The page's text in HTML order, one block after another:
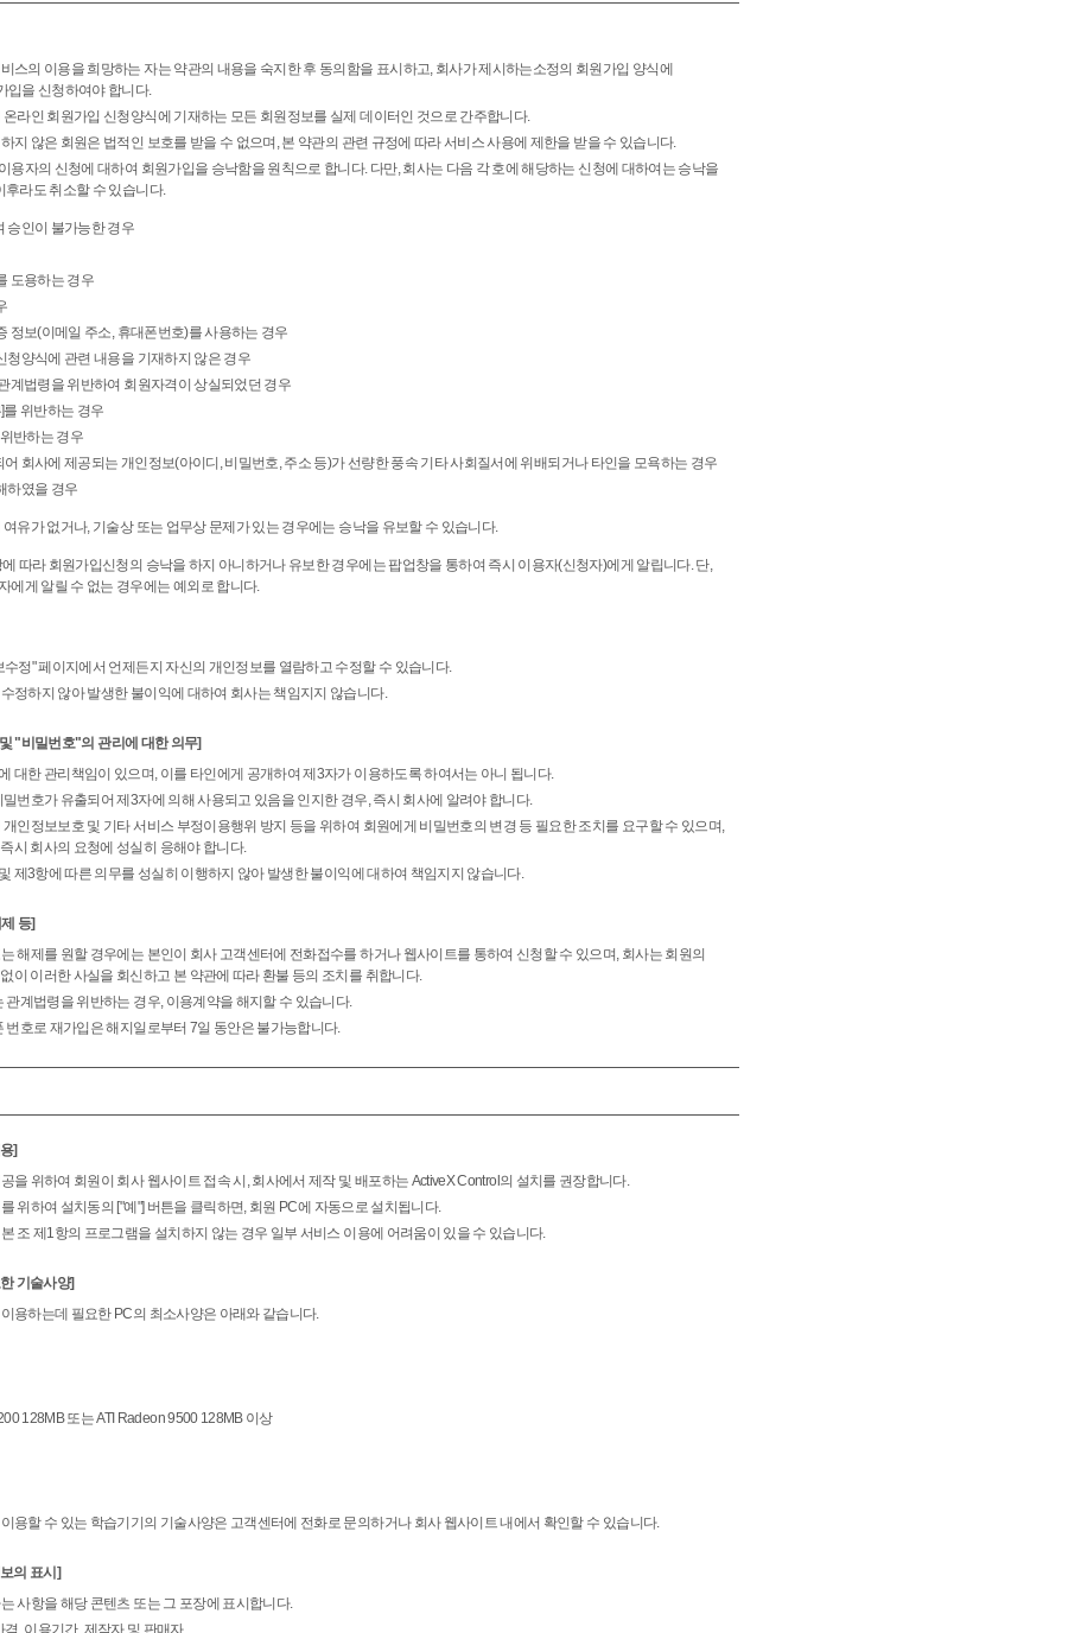
스의 이용을 희망하는 자는 약관의 내용을 숙지한 후 동의함을 표시하고, 회사가 제시하는소정의 회원가입 양식에
입을 신청하여야 합니다.
라인 회원가입 신청양식에 기재하는 모든 회원정보를 실제 데이터인 것으로 간주합니다.
지 않은 회원은 법적인 보호를 받을 수 없으며, 본 약관의 관련 규정에 따라 서비스 사용에 제한을 받을 수 있습니다.
용자의 신청에 대하여 회원가입을 승낙함을 원칙으로 합니다. 다만, 회사는 다음 각 호에 해당하는 신청에 대하여는 승낙을
후라도 취소할 수 있습니다.
승인이 불가능한 경우
도용하는 경우
정보(이메일 주소, 휴대폰번호)를 사용하는 경우
청양식에 관련 내용을 기재하지 않은 경우
계법령을 위반하여 회원자격이 상실되었던 경우
를 위반하는 경우
반하는 경우
회사에 제공되는 개인정보(아이디, 비밀번호, 주소 등)가 선량한 풍속 기타 사회질서에 위배되거나 타인을 모욕하는 경우
하였을 경우
유가 없거나, 기술상 또는 업무상 문제가 있는 경우에는 승낙을 유보할 수 있습니다.
따라 회원가입신청의 승낙을 하지 아니하거나 유보한 경우에는 팝업창을 통하여 즉시 이용자(신청자)에게 알립니다. 단,
에게 알릴 수 없는 경우에는 예외로 합니다.
정" 페이지에서 언제든지 자신의 개인정보를 열람하고 수정할 수 있습니다.
정하지 않아 발생한 불이익에 대하여 회사는 책임지지 않습니다.
"비밀번호"의 관리에 대한 의무]
대한 관리책임이 있으며, 이를 타인에게 공개하여 제3자가 이용하도록 하여서는 아니 됩니다.
번호가 유출되어 제3자에 의해 사용되고 있음을 인지한 경우, 즉시 회사에 알려야 합니다.
인정보보호 및 기타 서비스 부정이용행위 방지 등을 위하여 회원에게 비밀번호의 변경 등 필요한 조치를 요구할 수 있으며,
시 회사의 요청에 성실히 응해야 합니다.
제3항에 따른 의무를 성실히 이행하지 않아 발생한 불이익에 대하여 책임지지 않습니다.
등]
해제를 원할 경우에는 본인이 회사 고객센터에 전화접수를 하거나 웹사이트를 통하여 신청할 수 있으며, 회사는 회원의
이 이러한 사실을 회신하고 본 약관에 따라 환불 등의 조치를 취합니다.
계법령을 위반하는 경우, 이용계약을 해지할 수 있습니다.
호로 재가입은 해지일로부터 7일 동안은 불가능합니다.
]
을 위하여 회원이 회사 웹사이트 접속 시, 회사에서 제작 및 배포하는 ActiveX Control의 설치를 권장합니다.
위하여 설치동의 ["예"] 버튼을 클릭하면, 회원 PC에 자동으로 설치됩니다.
조 제1항의 프로그램을 설치하지 않는 경우 일부 서비스 이용에 어려움이 있을 수 있습니다.
기술사양]
용하는데 필요한 PC의 최소사양은 아래와 같습니다.
128MB 또는 ATI Radeon 9500 128MB 이상
용할 수 있는 학습기기의 기술사양은 고객센터에 전화로 문의하거나 회사 웹사이트 내에서 확인할 수 있습니다.
의 표시]
사항을 해당 콘텐츠 또는 그 포장에 표시합니다.
, 이용기간, 제작자 및 판매자